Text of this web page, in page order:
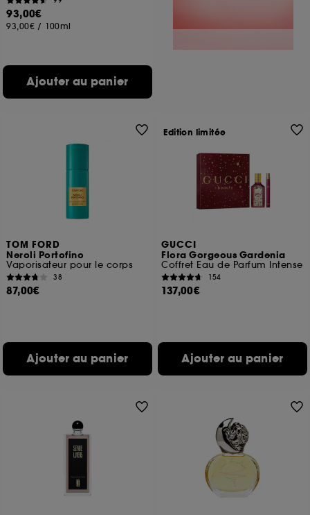
93,00€
93,00€ / 100ml
Ajouter au panier
TOM FORD
Neroli Portofino
Vaporisateur pour le corps
38
87,00€
Ajouter au panier
GUCCI
Flora Gorgeous Gardenia
Coffret Eau de Parfum Intense
154
137,00€
Ajouter au panier
Edition limitée